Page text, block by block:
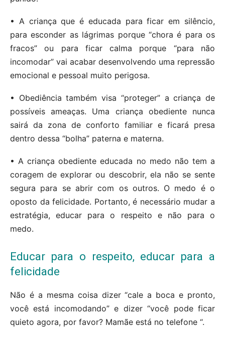
• A criança que é educada para ficar em silêncio,
para esconder as lágrimas porque “chora é para os
fracos” ou para ficar calma porque “para não
incomodar” vai acabar desenvolvendo uma repressão
emocional e pessoal muito perigosa.
• Obediência também visa “proteger” a criança de
possíveis ameaças. Uma criança obediente nunca
sairá da zona de conforto familiar e ficará presa
dentro dessa “bolha” paterna e materna.
• A criança obediente educada no medo não tem a
coragem de explorar ou descobrir, ela não se sente
segura para se abrir com os outros. O medo é o
oposto da felicidade. Portanto, é necessário mudar a
estratégia, educar para o respeito e não para o
medo.
Educar para o respeito, educar para a
felicidade
Não é a mesma coisa dizer “cale a boca e pronto,
você está incomodando” e dizer “você pode ficar
quieto agora, por favor? Mamãe está no telefone “.